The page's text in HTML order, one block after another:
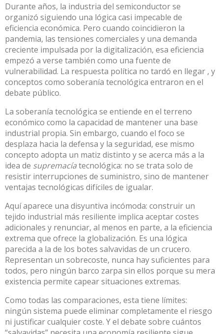
Durante años, la industria del semiconductor se
organizó siguiendo una lógica casi impecable de
eficiencia económica. Pero cuando coincidieron la
pandemia, las tensiones comerciales y una demanda
creciente impulsada por la digitalización, esa eficiencia
empezó a verse también como una fuente de
vulnerabilidad. La respuesta política no tardó en llegar , y
conceptos como soberanía tecnológica entraron en el
debate público.
La soberanía tecnológica se entiende en el terreno
económico como la capacidad de mantener una base
industrial propia. Sin embargo, cuando el foco se
desplaza hacia la defensa y la seguridad, ese mismo
concepto adopta un matiz distinto y se acerca más a la
idea de supremacíatecnológica: no se trata solo de
resistir interrupciones de suministro, sino de mantener
ventajas tecnológicas difíciles de igualar.
Aquí aparece una disyuntiva incómoda: construir un
tejido industrial más resiliente implica aceptar costes
adicionales y renunciar, al menos en parte, a la eficiencia
extrema que ofrece la globalización. Es una lógica
parecida a la de los botes salvavidas de un crucero.
Representan un sobrecoste, nunca hay suficientes para
todos, pero ningún barco zarpa sin ellos porque su mera
existencia permite capear situaciones extremas.
Como todas las comparaciones, esta tiene límites:
ningún sistema puede eliminar completamente el riesgo
ni justificar cualquier coste. Y el debate sobre cuántos